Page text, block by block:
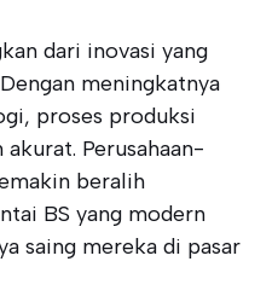
dari inovasi yang
meningkatnya
proses produksi
Perusahaan-
beralih
BS yang modern
saing mereka di pasar